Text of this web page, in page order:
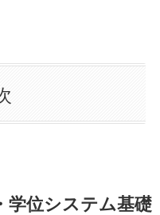
学位システム基礎